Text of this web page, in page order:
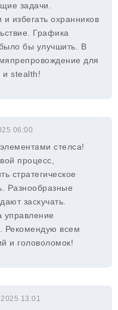
задачи.
и избегать охранников
Графика
бы улучшить. В
для
и stealth!
06:00
стелса!
процесс,
стратегическое
Разнообразные
заскучать.
управление
Рекомендую всем
и головоломок!
13:01